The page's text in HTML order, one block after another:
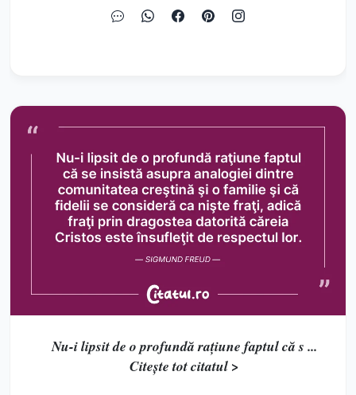
Nu-i lipsit de o profundă raţiune faptul că s ...
Citește tot citatul >